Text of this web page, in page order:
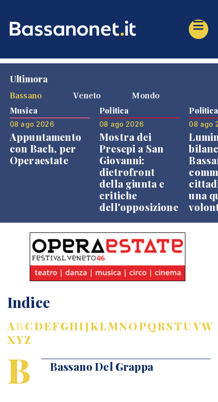
Ultimora
Bassano
Veneto Mondo
Musica
08 ago 2026
Appuntamento
con Bach, per
Operaestate
Politica
08 ago 2026
Mostra dei
Presepi a San
Giovanni:
dietrofront
della giunta e
critiche
dell'opposizione
Politica
08 ago
una
Indice
ABCDEFGHIJKLMNOPQRSTUVW
XYZ
B Bassano Del Grappa